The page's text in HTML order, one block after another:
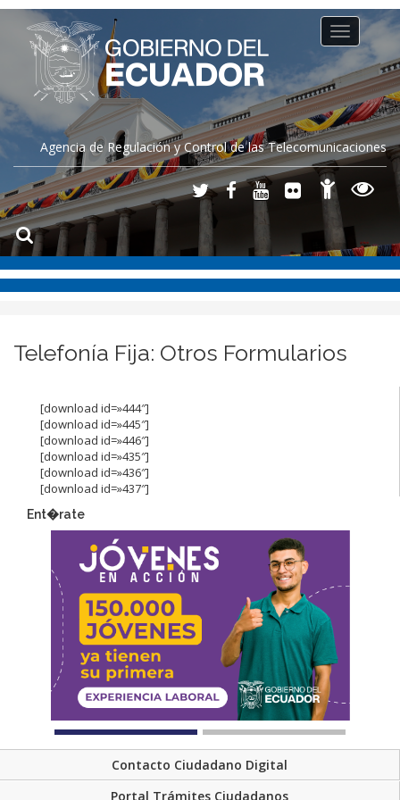
Agencia de Regulación y Control de las Telecomunicaciones
Toggle
navigation
Telefonía Fija: Otros Formularios
[download id=»444″]
[download id=»445″]
[download id=»446″]
[download id=»435″]
[download id=»436″]
[download id=»437″]
Ent�rate
Contacto Ciudadano Digital
Portal Trámites Ciudadanos